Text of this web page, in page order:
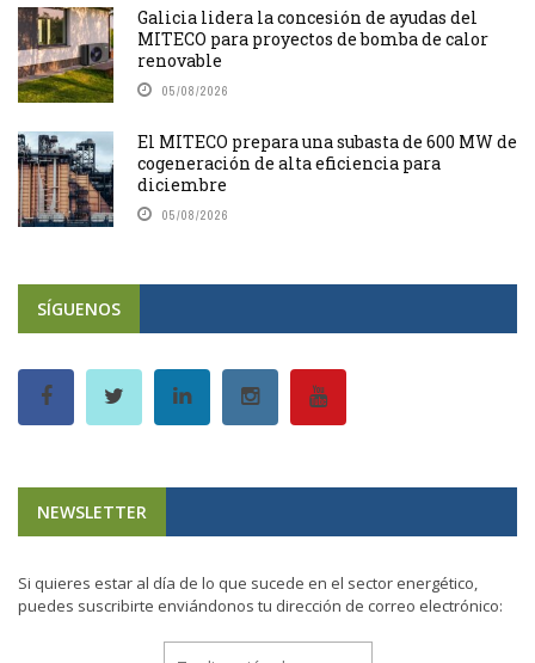
Galicia lidera la concesión de ayudas del
MITECO para proyectos de bomba de calor
renovable
05/08/2026
El MITECO prepara una subasta de 600 MW de
cogeneración de alta eficiencia para
diciembre
05/08/2026
SÍGUENOS
NEWSLETTER
Si quieres estar al día de lo que sucede en el sector energético,
puedes suscribirte enviándonos tu dirección de correo electrónico: